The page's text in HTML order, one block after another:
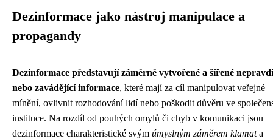
Dezinformace jako nástroj manipulace a
propagandy
Dezinformace představují záměrně vytvořené a šířené
nebo zavádějící informace, které mají za cíl manipulovat veřejné
mínění, ovlivnit rozhodování lidí nebo poškodit důvěru ve
instituce. Na rozdíl od pouhých omylů či chyb v komunikaci jsou
dezinformace charakteristické svým úmyslným záměrem klamata